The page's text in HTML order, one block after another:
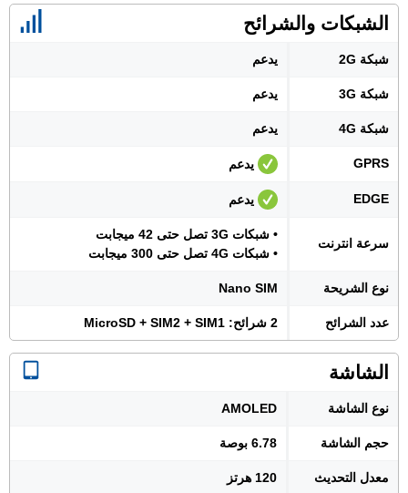
الشبكات والشرائح
شبكة 2G يدعم
شبكة 3G يدعم
شبكة 4G يدعم
GPRS يدعم
EDGE يدعم
سرعة انترنت
• شبكات 3G تصل حتى 42 ميجابت
• شبكات 4G تصل حتى 300 ميجابت
نوع الشريحة Nano SIM
عدد الشرائح 2 شرائح: MicroSD + SIM2 + SIM1
الشاشة
نوع الشاشة AMOLED
حجم الشاشة 6.78 بوصة
معدل التحديث 120 هرتز